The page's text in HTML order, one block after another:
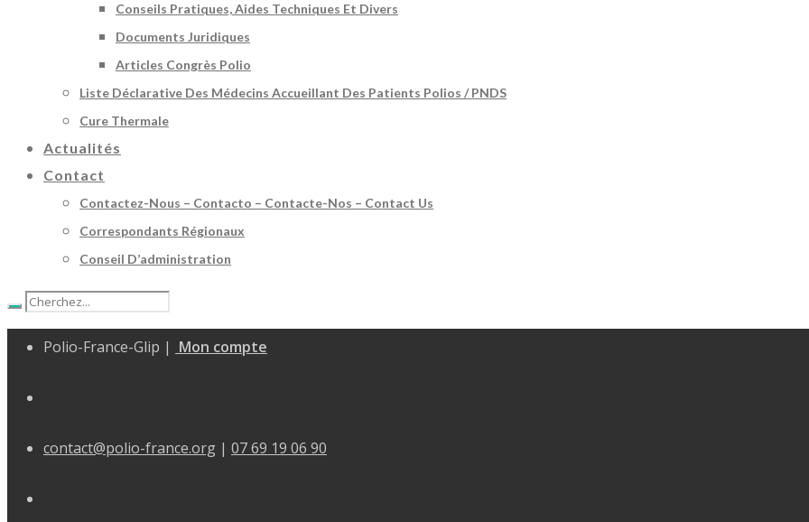
Conseils Pratiques, Aides Techniques Et Divers
Documents Juridiques
Articles Congrès Polio
Liste Déclarative Des Médecins Accueillant Des Patients Polios / PNDS
Cure Thermale
Actualités
Contact
Contactez-Nous – Contacto – Contacte-Nos – Contact Us
Correspondants Régionaux
Conseil D’administration
Polio-France-Glip | Mon compte
contact@polio-france.org | 07 69 19 06 90